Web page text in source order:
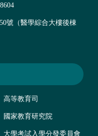
號（醫學綜合大樓後棟
高等教育司
國家教育研究院
大學考試入學分發委員會